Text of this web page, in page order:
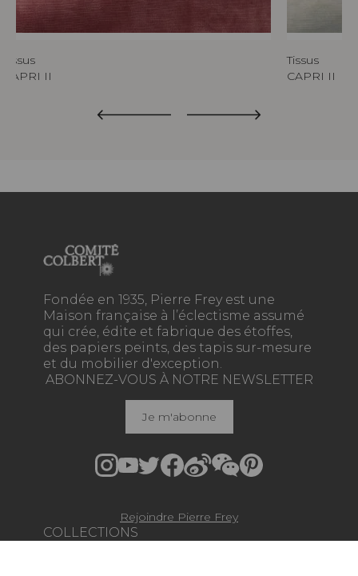
Tissus
CAPRI II
Tissus
CAPRI II
Fondée en 1935, Pierre Frey est une
Maison française à l’éclectisme assumé
qui crée, édite et fabrique des étoffes,
des papiers peints, des tapis sur-mesure
et du mobilier d'exception.
COLLECTIONS
ABONNEZ-VOUS À NOTRE NEWSLETTER
Je m'abonne
Rejoindre Pierre Frey